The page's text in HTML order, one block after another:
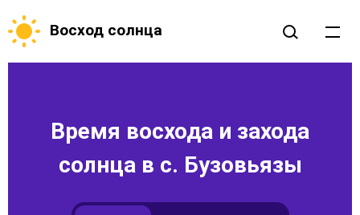
Восход солнца
Время восхода и захода
солнца в с. Бузовьязы